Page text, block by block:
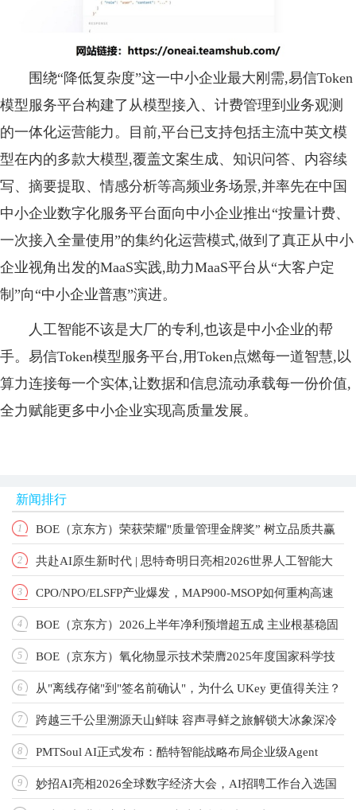
围绕“降低复杂度”这一中小企业最大刚需,易信Token
模型服务平台构建了从模型接入、计费管理到业务观测
的一体化运营能力。目前,平台已支持包括主流中英文模
型在内的多款大模型,覆盖文案生成、知识问答、内容续
写、摘要提取、情感分析等高频业务场景,并率先在中国
中小企业数字化服务平台面向中小企业推出“按量计费、
一次接入全量使用”的集约化运营模式,做到了真正从中小
企业视角出发的MaaS实践,助力MaaS平台从“大客户定
制”向“中小企业普惠”演进。
人工智能不该是大厂的专利,也该是中小企业的帮
手。易信Token模型服务平台,用Token点燃每一道智慧,以
算力连接每一个实体,让数据和信息流动承载每一份价值,
全力赋能更多中小企业实现高质量发展。
新闻排行
1 BOE（京东方）荣获荣耀"质量管理金牌奖” 树立品质共赢
产业新标杆
2 共赴AI原生新时代 | 思特奇明日亮相2026世界人工智能大
会！
3 CPO/NPO/ELSFP产业爆发，MAP900-MSOP如何重构高速
光测标准？
4 BOE（京东方）2026上半年净利预增超五成 主业根基稳固
增长动能强劲
5 BOE（京东方）氧化物显示技术荣膺2025年度国家科学技
术进步奖 以创新驱动引领显示技术新纪元
6 从"离线存储"到"签名前确认"，为什么 UKey 更值得关注？
7 跨越三千公里溯源天山鲜味 容声寻鲜之旅解锁大冰象深冷
锁鲜实力
8 PMTSoul AI正式发布：酷特智能战略布局企业级Agent
OS，让每家公司拥有自己的AI团队
9 妙招AI亮相2026全球数字经济大会，AI招聘工作台入选国